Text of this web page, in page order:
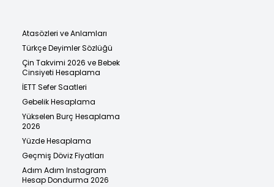
Atasözleri ve Anlamları
Türkçe Deyimler Sözlüğü
Çin Takvimi 2026 ve Bebek
Cinsiyeti Hesaplama
İETT Sefer Saatleri
Gebelik Hesaplama
Yükselen Burç Hesaplama
2026
Yüzde Hesaplama
Geçmiş Döviz Fiyatları
Adım Adım Instagram
Hesap Dondurma 2026